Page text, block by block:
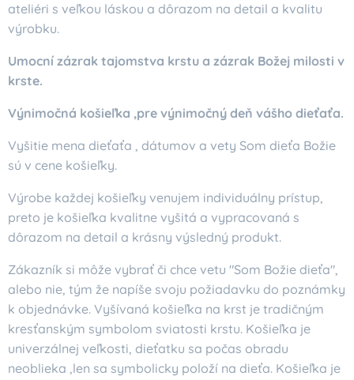
ateliéri s veľkou láskou a dôrazom na detail a kvalitu
výrobku.
Umocní zázrak tajomstva krstu a zázrak Božej milosti v
krste.
Výnimočná košieľka ,pre výnimočný deň vášho dieťaťa.
Vyšitie mena dieťaťa , dátumov a vety Som dieťa Božie
sú v cene košieľky.
Výrobe každej košieľky venujem individuálny prístup,
preto je košieľka kvalitne vyšitá a vypracovaná s
dôrazom na detail a krásny výsledný produkt.
Zákazník si môže vybrať či chce vetu "Som Božie dieťa",
alebo nie, tým že napíše svoju požiadavku do poznámky
k objednávke. Vyšívaná košieľka na krst je tradičným
kresťanským symbolom sviatosti krstu. Košieľka je
univerzálnej veľkosti, dieťatku sa počas obradu
neoblieka ,len sa symbolicky položí na dieťa. Košieľka je